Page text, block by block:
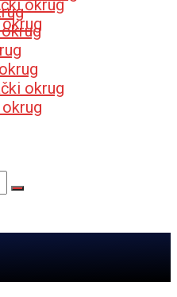
okrug
okrug